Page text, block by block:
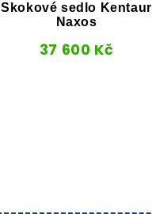
Skokové sedlo Kentaur
Naxos
37 600 Kč